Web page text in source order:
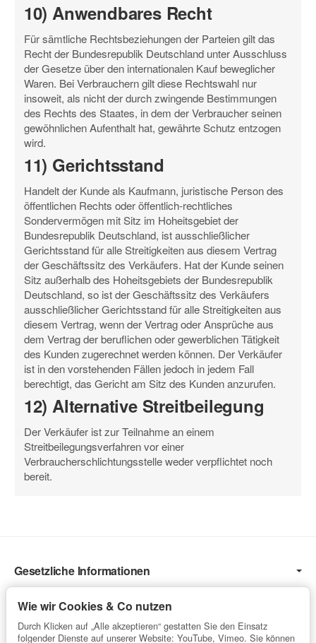
10) Anwendbares Recht
Für sämtliche Rechtsbeziehungen der Parteien gilt das
Recht der Bundesrepublik Deutschland unter Ausschluss
der Gesetze über den internationalen Kauf beweglicher
Waren. Bei Verbrauchern gilt diese Rechtswahl nur
insoweit, als nicht der durch zwingende Bestimmungen
des Rechts des Staates, in dem der Verbraucher seinen
gewöhnlichen Aufenthalt hat, gewährte Schutz entzogen
wird.
11) Gerichtsstand
Handelt der Kunde als Kaufmann, juristische Person des
öffentlichen Rechts oder öffentlich-rechtliches
Sondervermögen mit Sitz im Hoheitsgebiet der
Bundesrepublik Deutschland, ist ausschließlicher
Gerichtsstand für alle Streitigkeiten aus diesem Vertrag
der Geschäftssitz des Verkäufers. Hat der Kunde seinen
Sitz außerhalb des Hoheitsgebiets der Bundesrepublik
Deutschland, so ist der Geschäftssitz des Verkäufers
ausschließlicher Gerichtsstand für alle Streitigkeiten aus
diesem Vertrag, wenn der Vertrag oder Ansprüche aus
dem Vertrag der beruflichen oder gewerblichen Tätigkeit
des Kunden zugerechnet werden können. Der Verkäufer
ist in den vorstehenden Fällen jedoch in jedem Fall
berechtigt, das Gericht am Sitz des Kunden anzurufen.
12) Alternative Streitbeilegung
Der Verkäufer ist zur Teilnahme an einem
Streitbeilegungsverfahren vor einer
Verbraucherschlichtungsstelle weder verpflichtet noch
bereit.
Gesetzliche Informationen
Service
Wie wir Cookies & Co nutzen
Durch Klicken auf „Alle akzeptieren“ gestatten Sie den Einsatz
folgender Dienste auf unserer Website: YouTube, Vimeo. Sie können